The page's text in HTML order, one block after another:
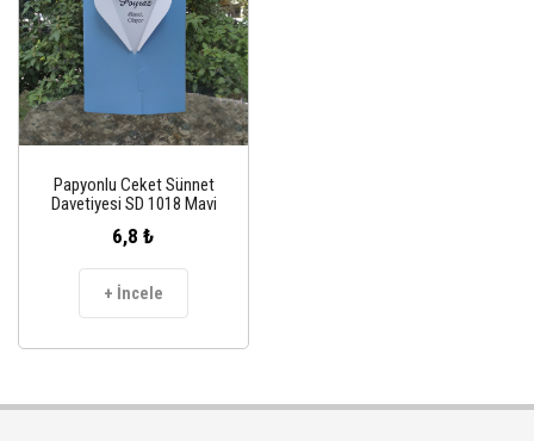
Papyonlu Ceket Sünnet
Davetiyesi SD 1018 Mavi
6,8 ₺
+ İncele